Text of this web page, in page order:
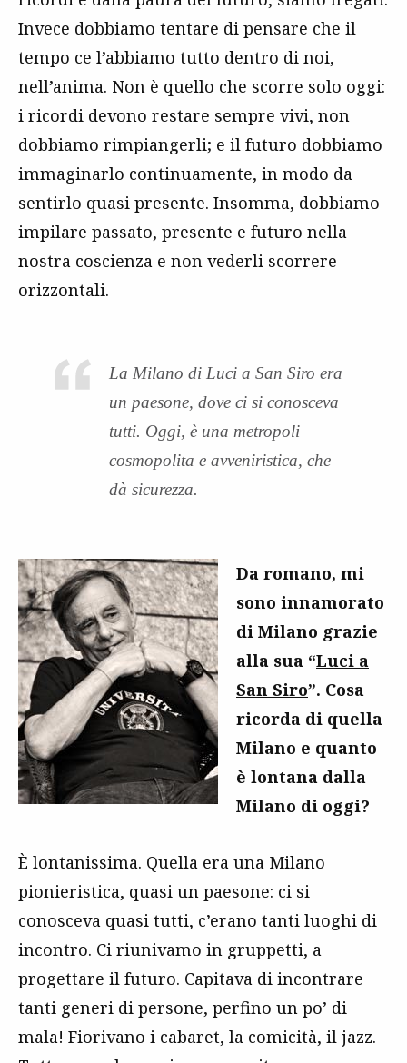
Invece dobbiamo tentare di pensare che il
tempo ce l’abbiamo tutto dentro di noi,
nell’anima. Non è quello che scorre solo oggi:
i ricordi devono restare sempre vivi, non
dobbiamo rimpiangerli; e il futuro dobbiamo
immaginarlo continuamente, in modo da
sentirlo quasi presente. Insomma, dobbiamo
impilare passato, presente e futuro nella
nostra coscienza e non vederli scorrere
orizzontali.
La Milano di Luci a San Siro era
un paesone, dove ci si conosceva
tutti. Oggi, è una metropoli
cosmopolita e avveniristica, che
dà sicurezza.
Da romano, mi
sono innamorato
di Milano grazie
alla sua “Luci a
San Siro”. Cosa
ricorda di quella
Milano e quanto
è lontana dalla
Milano di oggi?
È lontanissima. Quella era una Milano
pionieristica, quasi un paesone: ci si
conosceva quasi tutti, c’erano tanti luoghi di
incontro. Ci riunivamo in gruppetti, a
progettare il futuro. Capitava di incontrare
tanti generi di persone, perfino un po’ di
mala! Fiorivano i cabaret, la comicità, il jazz.